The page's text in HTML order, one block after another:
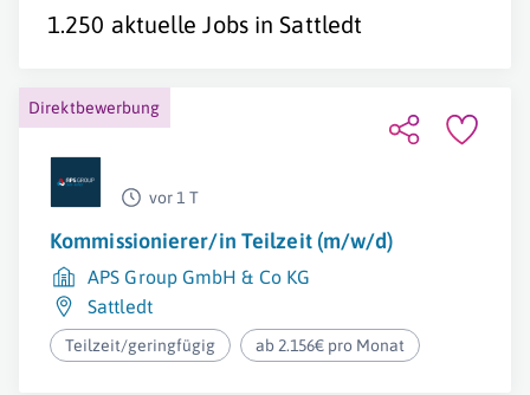
1.250 aktuelle Jobs inSattledt
Direktbewerbung
vor 1 T
Kommissionierer/in Teilzeit (m/w/d)
APS Group GmbH & Co KG
Sattledt
Teilzeit/geringfügig ab 2.156€ pro Monat